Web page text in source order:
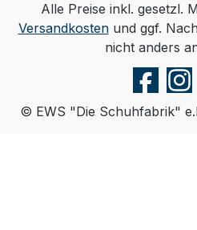
Alle Preise inkl. gesetzl.
Versandkostenund ggf.
nicht anders
© EWS "Die Schuhfabrik"